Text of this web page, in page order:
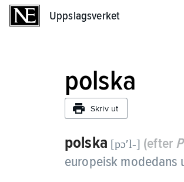
Uppslagsverket
polska
Skriv ut
polska [pɔʹl-] (efter
europeisk modedans